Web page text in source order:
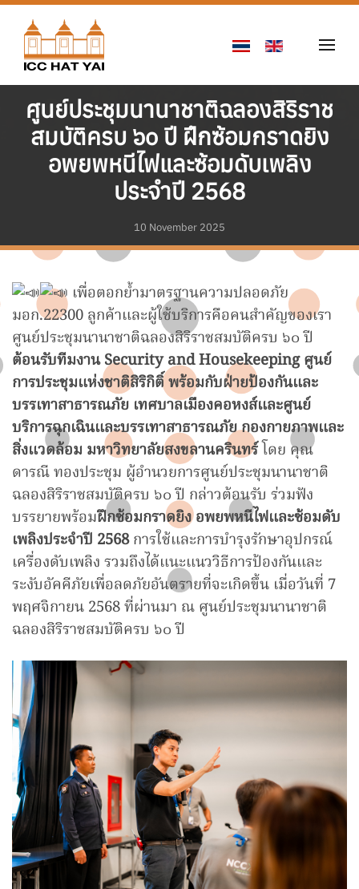
Skip to main content
ศูนย์ประชุมนานาชาติฉลองสิริราช
สมบัติครบ ๖๐ ปี ฝึกซ้อมกราดยิง
อพยพหนีไฟและซ้อมดับเพลิง
ประจำปี 2568
10 November 2025
เพื่อตอกย้ำมาตรฐานความปลอดภัย
มอก.22300 ลูกค้าและผู้ใช้บริการคือคนสำคัญของเรา
ศูนย์ประชุมนานาชาติฉลองสิริราชสมบัติครบ ๖๐ ปี
ต้อนรับทีมงาน Security and Housekeeping ศูนย์
การประชุมแห่งชาติสิริกิติ์ พร้อมกับฝ่ายป้องกันและ
บรรเทาสาธารณภัย เทศบาลเมืองคอหงส์และศูนย์
บริการฉุกเฉินและบรรเทาสาธารณภัย กองกายภาพและ
สิ่งแวดล้อม มหาวิทยาลัยสงขลานครินทร์โดย คุณ
ดารณี ทองประชุม ผู้อำนวยการศูนย์ประชุมนานาชาติ
ฉลองสิริราชสมบัติครบ ๖๐ ปี กล่าวต้อนรับ ร่วมฟัง
บรรยายพร้อมฝึกซ้อมกราดยิง อพยพหนีไฟและซ้อมดับ
เพลิงประจำปี 2568การใช้และการบำรุงรักษาอุปกรณ์
เครื่องดับเพลิง รวมถึงได้แนะแนววิธีการป้องกันและ
ระงับอัคคีภัยเพื่อลดภัยอันตรายที่จะเกิดขึ้น เมื่อวันที่ 7
พฤศจิกายน 2568 ที่ผ่านมา ณ ศูนย์ประชุมนานาชาติ
ฉลองสิริราชสมบัติครบ ๖๐ ปี